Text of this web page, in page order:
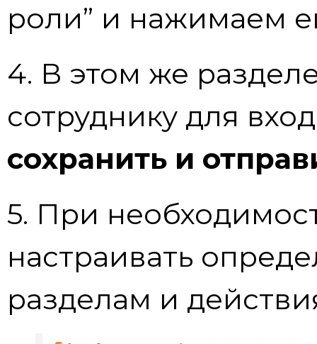
роли” и нажимаем
4. В этом же
сотруднику для
сохранить и
5. При
настраивать
разделам и